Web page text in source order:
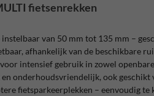
fietsenrekken
van 50 mm tot 135 mm –
afhankelijk van de beschikbare
intensief gebruik in zowel
onderhoudsvriendelijk, ook
fietsparkeerplekken – eenvoudig te